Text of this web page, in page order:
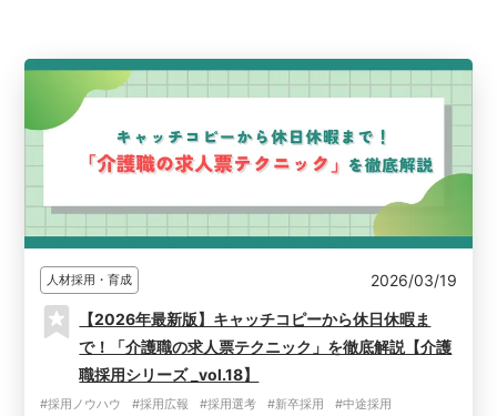
人材採用・育成 2026/03/19
【2026年最新版】キャッチコピーから休日休暇ま
で！「介護職の求人票テクニック」を徹底解説【介護
職採用シリーズ _vol.18】
#採用ノウハウ #採用広報 #採用選考 #新卒採用
#中途採用